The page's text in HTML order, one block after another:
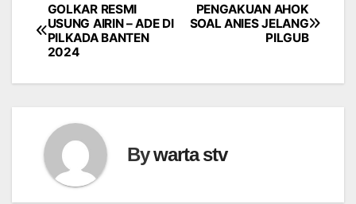
Navigasi
pos
PENGAKUAN AHOK
SOAL ANIES JELANG
PILGUB
GOLKAR RESMI
USUNG AIRIN – ADE DI
PILKADA BANTEN
2024
Bywarta stv